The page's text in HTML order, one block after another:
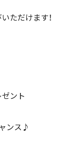
ただけます！
ント
ンス♪